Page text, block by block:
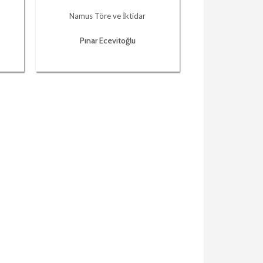
Namus Töre ve İktidar
Pınar Ecevitoğlu